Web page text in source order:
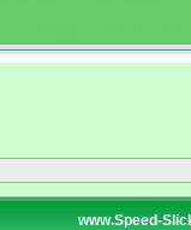
www.Speed-